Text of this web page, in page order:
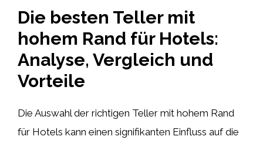
Die besten Teller mit
hohem Rand für Hotels:
Analyse, Vergleich und
Vorteile
Die Auswahl der richtigen Teller mit hohem Rand
für Hotels kann einen signifikanten Einfluss auf die